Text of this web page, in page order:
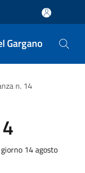
Gargano
n. 14
14 agosto